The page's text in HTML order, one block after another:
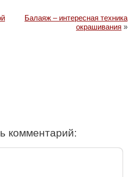
Балаяж – интересная техника
окрашивания »
комментарий: